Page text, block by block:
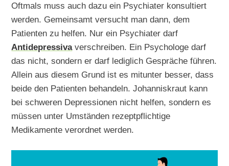
Oftmals muss auch dazu ein Psychiater konsultiert
werden. Gemeinsamt versucht man dann, dem
Patienten zu helfen. Nur ein Psychiater darf
Antidepressivaverschreiben. Ein Psychologe darf
das nicht, sondern er darf lediglich Gespräche führen.
Allein aus diesem Grund ist es mitunter besser, dass
beide den Patienten behandeln. Johanniskraut kann
bei schweren Depressionen nicht helfen, sondern es
müssen unter Umständen rezeptpflichtige
Medikamente verordnet werden.